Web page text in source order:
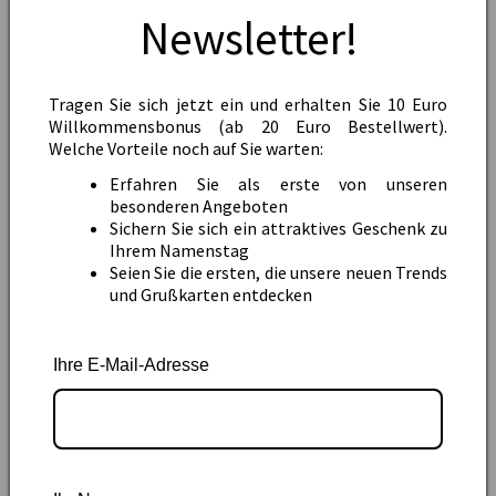
Karten: Tipps für die Beschriftung.
persönlichen Weihnachtsgrüße
Dieklassische Weihnachtskartevon Merz-
Designkarten ist mehr als nur ein Stück Papier – sie ist
die perfekte Leinwand für Ihre persönlichen Worte. Wir
legen großen Wert darauf, dass unsere Karten leicht zu
beschreiben sind. Das ungestrichene Papier unserer
Kartenoberfläche ermöglicht ein müheloses Schreiben
Sie einen Füllfederhalter, einen Kugelschreiber oder
einen Gelstift bevorzugen, Sie können sich darauf
kommt.
Newsletter!
Tragen Sie sich jetzt ein und erhalten Sie 10 Euro
Willkommensbonus (ab 20 Euro Bestellwert).
Welche Vorteile noch auf Sie warten:
Erfahren Sie als erste von unseren
besonderen Angeboten
Sichern Sie sich ein attraktives Geschenk zu
Ihrem Namenstag
Seien Sie die ersten, die unsere neuen Trends
und Grußkarten entdecken
Ihre E-Mail-Adresse